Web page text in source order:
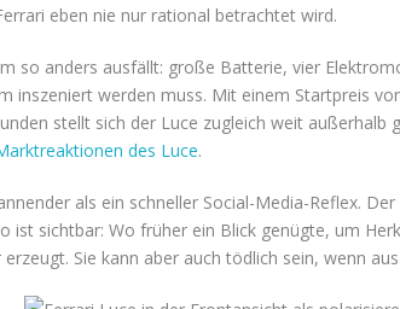
eben nie nur rational betrachtet wird.
so anders ausfällt: große Batterie, vier
inszeniert werden muss. Mit einem Startpreis
stellt sich der Luce zugleich weit
des Luce.
als ein schneller Social-Media-Reflex.
ist sichtbar: Wo früher ein Blick genügte, um
Sie kann aber auch tödlich sein, wenn